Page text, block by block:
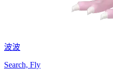
波波
Search, Fly